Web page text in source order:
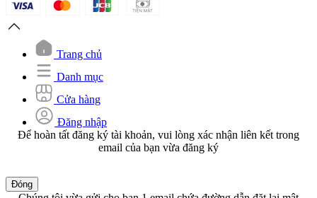
Trang chủ
Danh mục
Cửa hàng
Đăng nhập
Để hoàn tất đăng ký tài khoản, vui lòng xác nhận liên kết trong
email của bạn vừa đăng ký
Đóng